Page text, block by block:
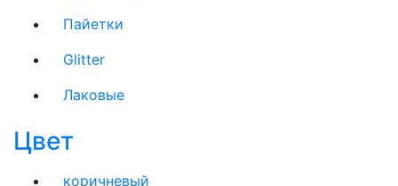
Пайетки
Glitter
Лаковые
Цвет
коричневый